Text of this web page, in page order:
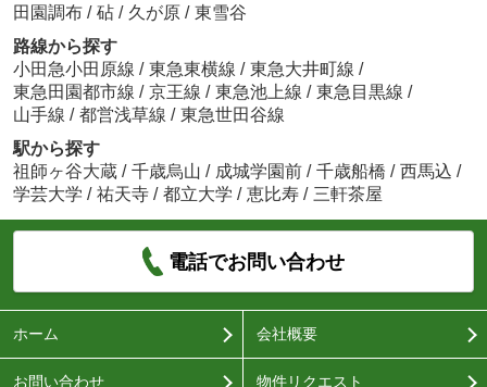
田園調布 / 砧 / 久が原 / 東雪谷
路線から探す
小田急小田原線 / 東急東横線 / 東急大井町線 /
東急田園都市線 / 京王線 / 東急池上線 / 東急目黒線 /
山手線 / 都営浅草線 / 東急世田谷線
駅から探す
祖師ヶ谷大蔵 / 千歳烏山 / 成城学園前 / 千歳船橋 / 西馬込 /
学芸大学 / 祐天寺 / 都立大学 / 恵比寿 / 三軒茶屋
電話でお問い合わせ
ホーム 会社概要
お問い合わせ 物件リクエスト